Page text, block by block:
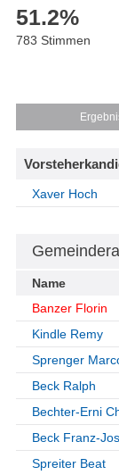
51.2%
783 Stimmen
Xaver Hoch
Name
Banzer Florin
Kindle Remy
Sprenger
Beck Ralph
Bechter-Erni
Beck Franz-
Spreiter Beat